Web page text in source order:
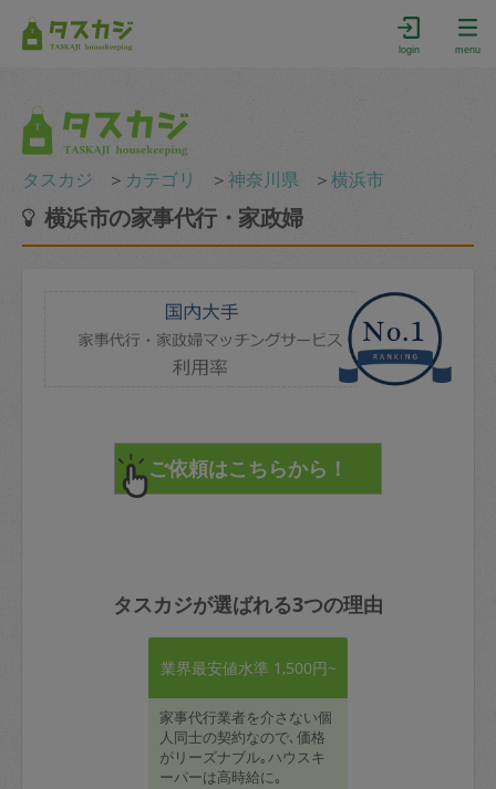
login menu
タスカジ ＞ カテゴリ ＞神奈川県 ＞横浜市
横浜市の家事代行・家政婦
タスカジが選ばれる3つの理由
業界最安値水準 1,500円~
家事代行業者を介さない個
人同士の契約なので､価格
がリーズナブル｡ハウスキ
ーパーは高時給に｡